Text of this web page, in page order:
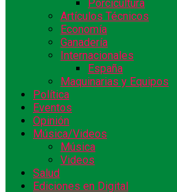
Porcicultura
Artículos Técnicos
Economía
Ganadería
Internacionales
España
Maquinarias y Equipos
Política
Eventos
Opinión
Música/Videos
Música
Videos
Salud
Ediciones en Digital